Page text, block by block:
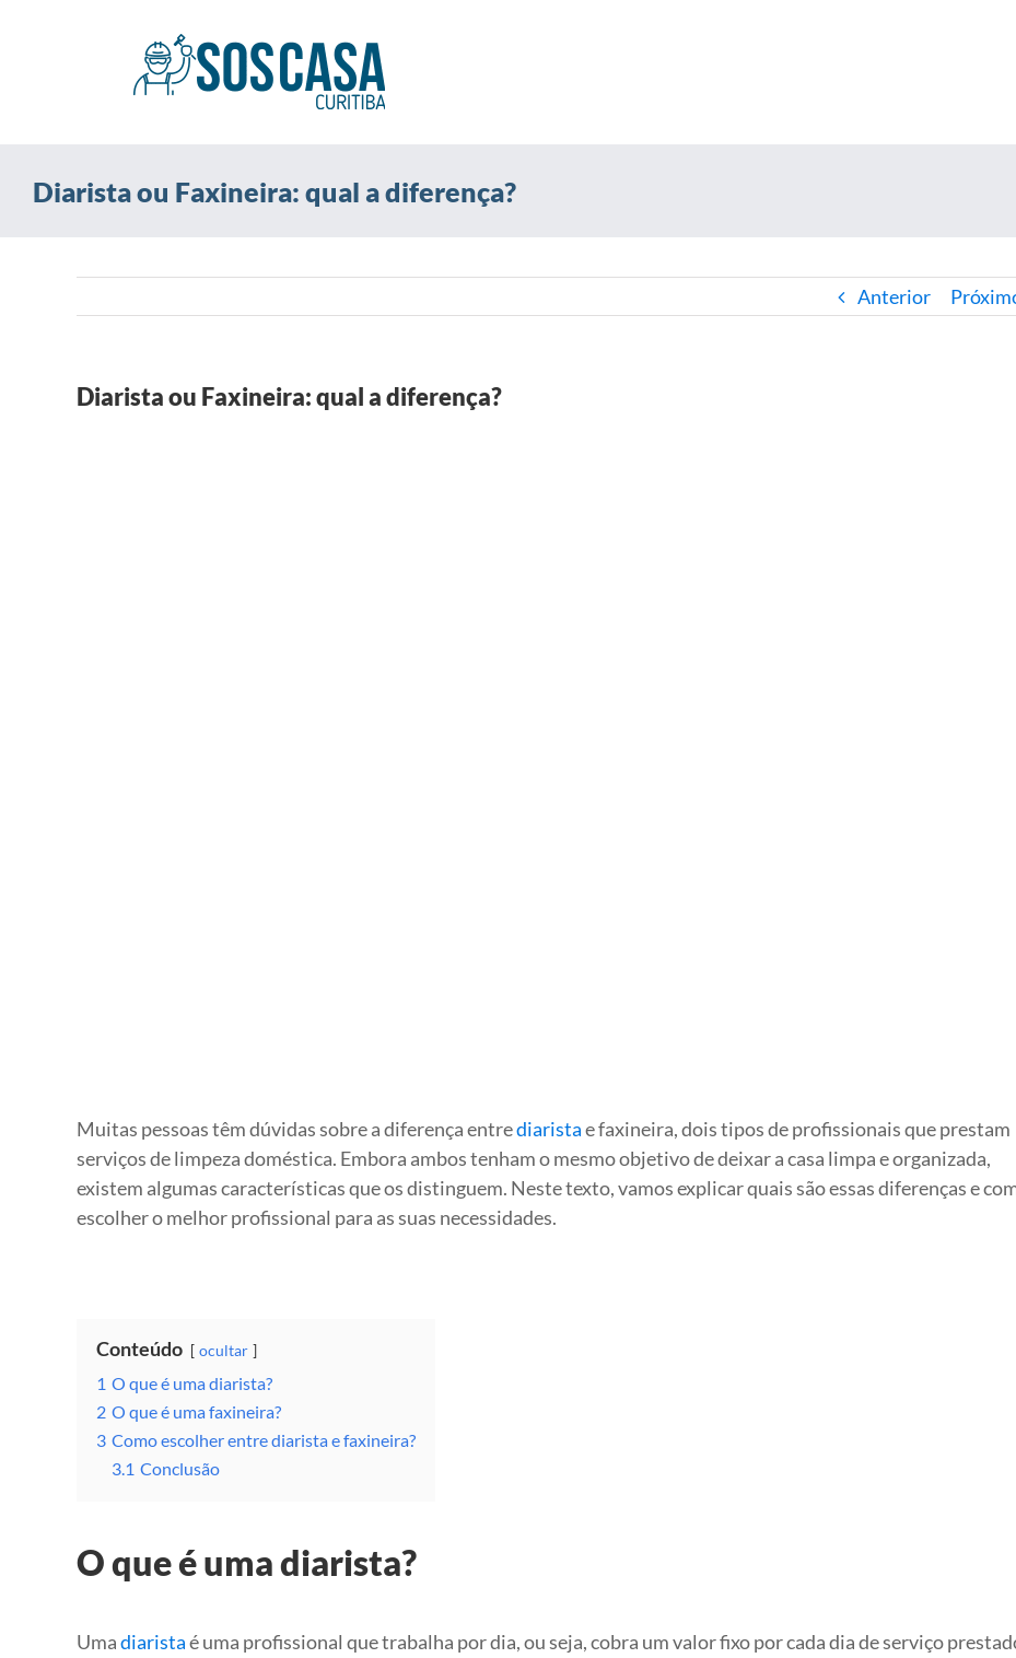
Diarista ou Faxineira: qual a diferença?
Anterior
Diarista ou Faxineira: qual a diferença?
Muitas pessoas têm dúvidas sobre a diferença entrediaristae faxineira, dois tipos de profissionais que prestam
serviços de limpeza doméstica. Embora ambos tenham o mesmo objetivo de deixar a casa limpa e organizada,
existem algumas características que os distinguem. Neste texto, vamos explicar quais são essas diferenças e
escolher o melhor profissional para as suas necessidades.
Conteúdo ocultar
1 O que é uma diarista?
2 O que é uma faxineira?
3 Como escolher entre diarista e faxineira?
3.1 Conclusão
O que é uma diarista?
Umadiaristaé uma profissional que trabalha por dia, ou seja, cobra um valor fixo por cada dia de serviço